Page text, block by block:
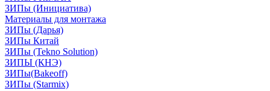
ЗИПы (Инициатива)
Материалы для монтажа
ЗИПы (Дарья)
ЗИПы Китай
ЗИПы (Tekno Solution)
ЗИПЫ (КНЭ)
ЗИПы(Bakeoff)
ЗИПы (Starmix)